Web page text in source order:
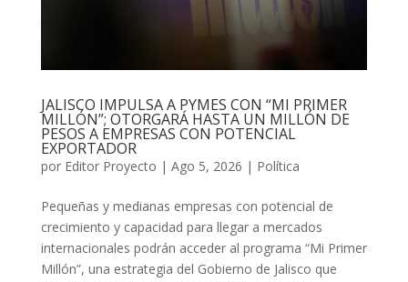
JALISCO IMPULSA A PYMES CON “MI PRIMER
MILLÓN”; OTORGARÁ HASTA UN MILLÓN DE
PESOS A EMPRESAS CON POTENCIAL
EXPORTADOR
por Editor Proyecto | Ago 5, 2026 | Política
Pequeñas y medianas empresas con potencial de
crecimiento y capacidad para llegar a mercados
internacionales podrán acceder al programa “Mi Primer
Millón”, una estrategia del Gobierno de Jalisco que